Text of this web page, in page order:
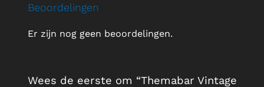
Beoordelingen
Er zijn nog geen beoordelingen.
Wees de eerste om “Themabar Vintage